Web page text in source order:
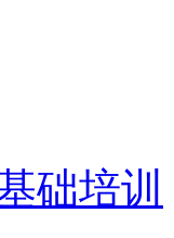
础培训